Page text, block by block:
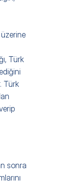
Türk
Türk
sonra